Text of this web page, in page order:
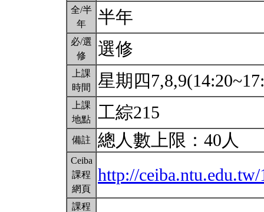
全/半
年
半年
必/選
修
選修
上課
時間
星期四
上課
地點
工綜215
備註 總人數上限：40人
Ceiba
課程
網頁
http://
課程